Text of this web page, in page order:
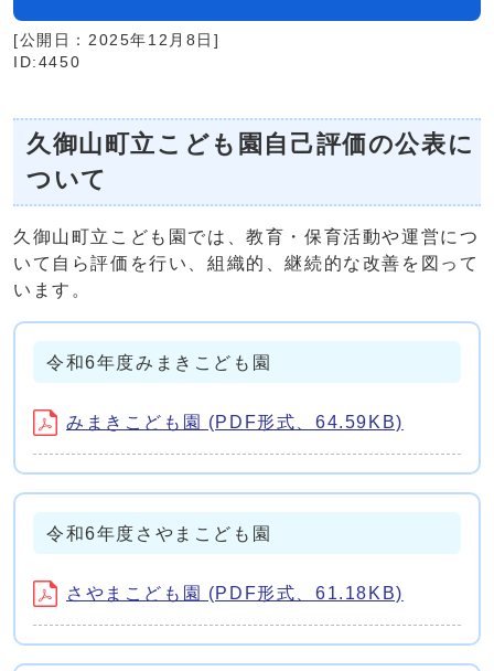
[公開日：2025年12月8日]
ID:4450
久御山町立こども園自己評価の公表に
ついて
久御山町立こども園では、教育・保育活動や運営につ
いて自ら評価を行い、組織的、継続的な改善を図って
います。
令和6年度みまきこども園
みまきこども園 (PDF形式、64.59KB)
令和6年度さやまこども園
さやまこども園 (PDF形式、61.18KB)